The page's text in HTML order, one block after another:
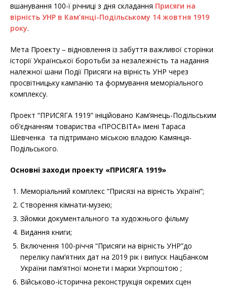
вшанування 100-ї річниці з дня складання Присяги на
вірність УНР в Кам’янці-Подільському 14 жовтня 1919
року.
Мета Проекту – відновлення із забуття важливої сторінки
історії Української боротьби за незалежність та надання
належної шани Події Присяги на вірність УНР через
просвітницьку кампанію та формування меморіального
комплексу.
Проект “ПРИСЯГА 1919” ініційовано Кам’янець-Подільським
об’єднанням товариства «ПРОСВІТА» імені Тараса
Шевченка та підтримано міською владою Камянця-
Подільського.
Основні заходи проекту «ПРИСЯГА 1919»
Меморіальний комплекс “Присязі на вірність Україні”;
Створення кімнати-музею;
Зйомки документального та художнього фільму
Видання книги;
Включення 100-річчя “Присяги на вірність УНР”до
переліку пам’ятних дат на 2019 рік і випуск Нацбанком
України пам’ятної монети і марки Укрпоштою ;
Військово-історична реконструкція окремих сцен